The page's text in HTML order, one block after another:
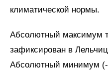
климатической нормы.
Абсолютный максимум
зафиксирован в
Абсолютный минимум